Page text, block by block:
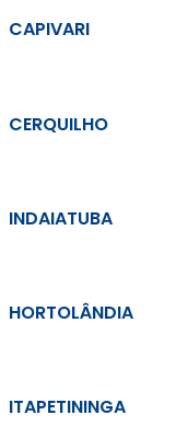
CAPIVARI
CERQUILHO
INDAIATUBA
HORTOLÂNDIA
ITAPETININGA